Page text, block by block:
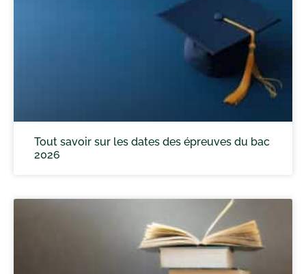
Tout savoir sur les dates des épreuves du bac
2026